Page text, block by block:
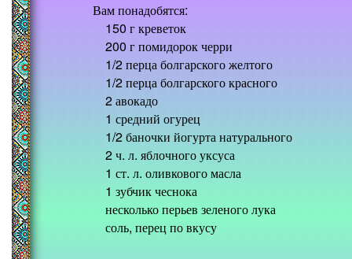
Вам понадобятся:
150 г креветок
200 г помидорок черри
1/2 перца болгарского желтого
1/2 перца болгарского красного
2 авокадо
1 средний огурец
1/2 баночки йогурта натурального
2 ч. л. яблочного уксуса
1 ст. л. оливкового масла
1 зубчик чеснока
несколько перьев зеленого лука
соль, перец по вкусу